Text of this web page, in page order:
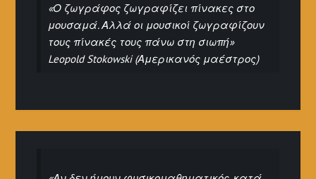
«Ο ζωγράφος ζωγραφίζει πίνακες στο
μουσαμά. Αλλά οι μουσικοί ζωγραφίζουν
τους πίνακές τους πάνω στη σιωπή»
Leopold Stokowski (Αμερικανός μαέστρος)